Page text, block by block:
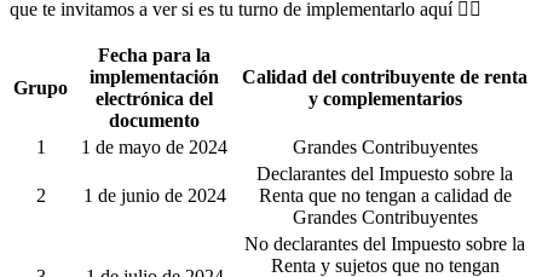
que te invitamos a ver si es tu turno de implementarlo aquí 👇🏻
Grupo
Fecha para la
implementación
electrónica del
documento
Calidad del contribuyente de renta
y complementarios
1 1 de mayo de 2024 Grandes Contribuyentes
2 1 de junio de 2024
Declarantes del Impuesto sobre la
Renta que no tengan a calidad de
Grandes Contribuyentes
No declarantes del Impuesto sobre la
Renta y sujetos que no tengan